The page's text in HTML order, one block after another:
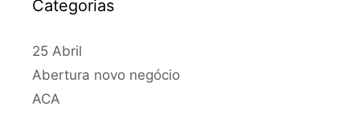
Categorias
25 Abril
Abertura novo negócio
ACA